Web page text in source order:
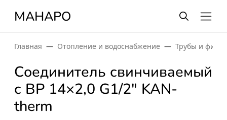
МАНАРО
Главная Отопление и водоснабжение Трубы и
Соединитель свинчиваемый
с ВР 14×2,0 G1/2" KAN-
therm